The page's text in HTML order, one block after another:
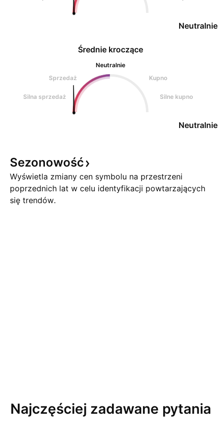
Neutralnie
Średnie kroczące
Neutralnie
Sprzedaż
Kupno
Silna sprzedaż Silne kupno
Neutralnie
Sezonowość
Wyświetla zmiany cen symbolu na przestrzeni
poprzednich lat w celu identyfikacji powtarzających
się trendów.
Najczęściej zadawane pytania